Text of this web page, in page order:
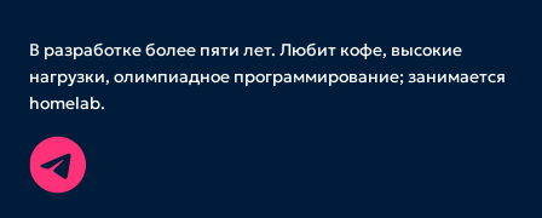
В разработке более пяти лет. Любит кофе, высокие
нагрузки, олимпиадное программирование; занимается
homelab.